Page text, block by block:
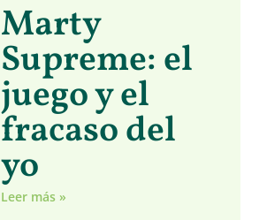
Marty
Supreme: el
juego y el
fracaso del
yo
Leer más »